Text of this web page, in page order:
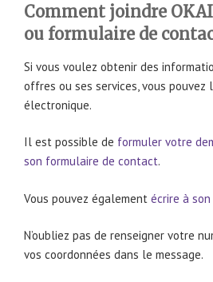
Comment joindre
ou formulaire de
Si vous voulez obtenir des
offres ou ses services, vous pouvez
électronique.
Il est possible de formuler votre
son formulaire de contact.
Vous pouvez également écrire à
N’oubliez pas de renseigner votre
vos coordonnées dans le message.